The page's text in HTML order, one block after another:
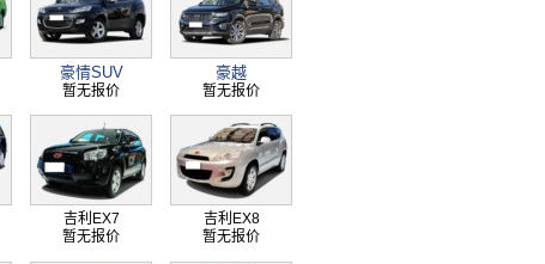
豪情SUV
暂无报价
豪越
暂无报价
吉利EX7
暂无报价
吉利EX8
暂无报价